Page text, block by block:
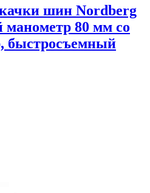
шин Nordberg
80 мм со
быстросъемный